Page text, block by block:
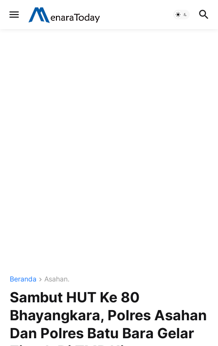
Beranda Asahan.
Sambut HUT Ke 80
Bhayangkara, Polres Asahan
Dan Polres Batu Bara Gelar